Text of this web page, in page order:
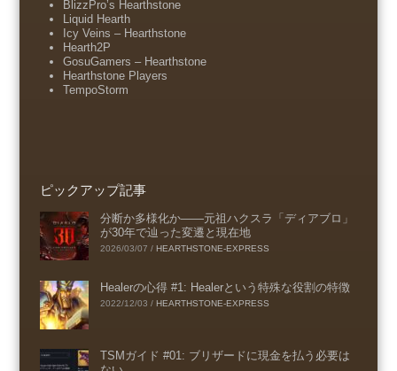
BlizzPro’s Hearthstone
Liquid Hearth
Icy Veins – Hearthstone
Hearth2P
GosuGamers – Hearthstone
Hearthstone Players
TempoStorm
ピックアップ記事
分断か多様化か――元祖ハクスラ「ディアブロ」
が30年で辿った変遷と現在地
2026/03/07 / HEARTHSTONE-EXPRESS
Healerの心得 #1: Healerという特殊な役割の特徴
2022/12/03 / HEARTHSTONE-EXPRESS
TSMガイド #01: ブリザードに現金を払う必要は